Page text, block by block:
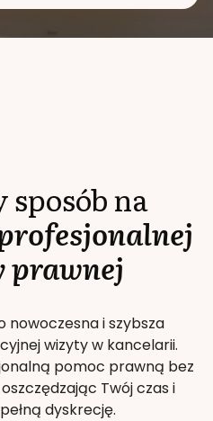
sposób na
prawnej
nowoczesna i szybsza
wizyty w kancelarii.
pomoc prawną bez
Twój czas i
dyskrecję.